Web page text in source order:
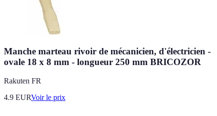
Manche marteau rivoir de mécanicien, d'électricien -
ovale 18 x 8 mm - longueur 250 mm BRICOZOR
Rakuten FR
4.9 EURVoir le prix